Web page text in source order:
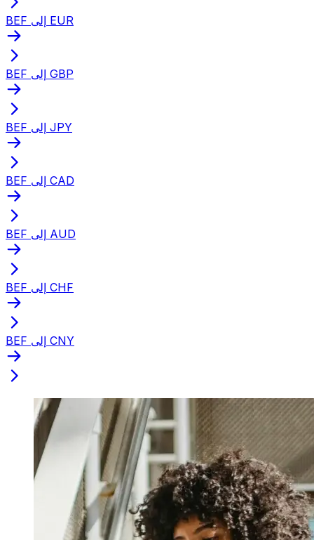
BEF إلى EUR
BEF إلى GBP
BEF إلى JPY
BEF إلى CAD
BEF إلى AUD
BEF إلى CHF
BEF إلى CNY